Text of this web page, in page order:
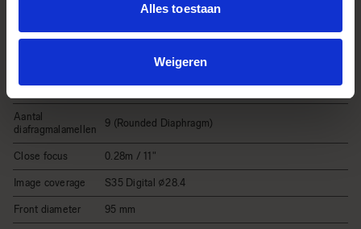
Alles toestaan
Weigeren
T2.0 to T16
Aantal
diafragmalamellen
9 (Rounded Diaphragm)
Close focus 0.28m / 11"
Image coverage S35 Digital ⌀28.4
Front diameter 95 mm